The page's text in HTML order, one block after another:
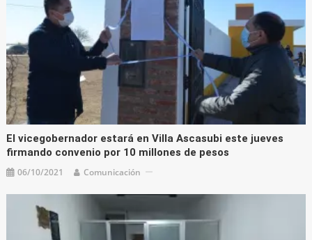
El vicegobernador estará en Villa Ascasubi este jueves
firmando convenio por 10 millones de pesos
06/10/2021 Comunicación